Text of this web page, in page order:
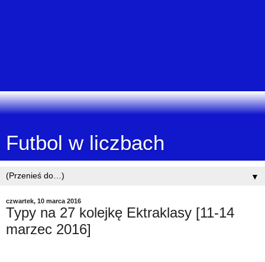
Futbol w liczbach
▼
czwartek, 10 marca 2016
Typy na 27 kolejkę Ektraklasy [11-14
marzec 2016]